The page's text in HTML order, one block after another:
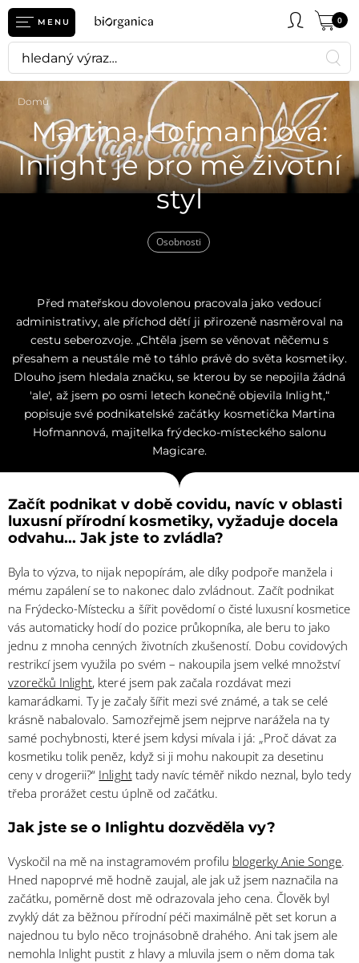
MENU 0
Domů
Martina Hofmannová:
Inlight je pro mě životní
styl
Osobnosti
Před mateřskou dovolenou pracovala jako vedoucí
administrativy, ale příchod dětí ji přirozeně nasměroval na
cestu seberozvoje. „Chtěla jsem se věnovat něčemu s
přesahem a neustále mě to táhlo právě do světa kosmetiky.
Dlouho jsem hledala značku, se kterou by se nepojila žádná
'ale', až jsem po osmi letech konečně objevila Inlight,“
popisuje své podnikatelské začátky kosmetička Martina
Hofmannová, majitelka frýdecko-místeckého salonu
Magicare.
Začít podnikat v době covidu, navíc v oblasti
luxusní přírodní kosmetiky, vyžaduje docela
odvahu... Jak jste to zvládla?
Byla to výzva, to nijak nepopírám, ale díky podpoře manžela i
mému zapálení se to nakonec dalo zvládnout. Začít podnikat
na Frýdecko-Místecku a šířit povědomí o čisté luxusní kosmetice
vás automaticky hodí do pozice průkopníka, ale beru to jako
jednu z mnoha cenných životních zkušeností. Dobu covidových
restrikcí jsem využila po svém – nakoupila jsem velké množství
vzorečků Inlight, které jsem pak začala rozdávat mezi
kamarádkami. Ty je začaly šířit mezi své známé, a tak se celé
krásně nabalovalo. Samozřejmě jsem nejprve narážela na ty
samé pochybnosti, které jsem kdysi mívala i já: „Proč dávat za
kosmetiku tolik peněz, když si ji mohu nakoupit za desetinu
ceny v drogerii?“ Inlighttady navíc téměř nikdo neznal, bylo tedy
třeba prorážet cestu úplně od začátku.
Jak jste se o Inlightu dozvěděla vy?
Vyskočil na mě na instagramovém profilu blogerky Anie Songe.
Hned napoprvé mě hodně zaujal, ale jak už jsem naznačila na
začátku, poměrně dost mě odrazovala jeho cena. Člověk byl
zvyklý dát za běžnou přírodní péči maximálně pět set korun a
najednou tu bylo něco trojnásobně drahého. Ani tak jsem ale
nemohla Inlight pustit z hlavy a mluvila jsem o něm doma tak